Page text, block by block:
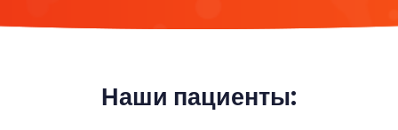
Наши пациенты: